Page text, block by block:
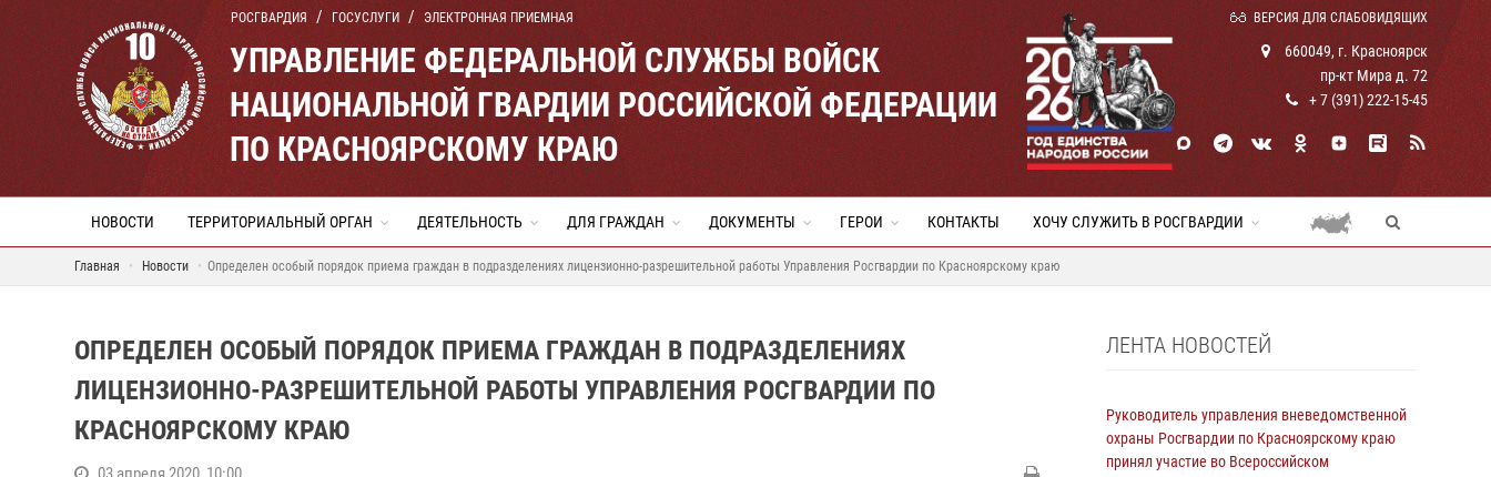
РОСГВАРДИЯ ГОСУСЛУГИ ЭЛЕКТРОННАЯ ПРИЕМНАЯ ВЕРСИЯ ДЛЯ СЛАБОВИДЯЩИХ
УПРАВЛЕНИЕ ФЕДЕРАЛЬНОЙ СЛУЖБЫ ВОЙСК
НАЦИОНАЛЬНОЙ ГВАРДИИ РОССИЙСКОЙ ФЕДЕРАЦИИ
ПО КРАСНОЯРСКОМУ КРАЮ
660049, г. Красноярск
пр-кт Мира д. 72
+ 7 (391) 222-15-45
НОВОСТИ ТЕРРИТОРИАЛЬНЫЙ ОРГАН ДЕЯТЕЛЬНОСТЬ ДЛЯ ГРАЖДАН ДОКУМЕНТЫ ГЕРОИ КОНТАКТЫ ХОЧУ СЛУЖИТЬ В РОСГВАРДИИ
Главная Новости Определен особый порядок приема граждан в подразделениях лицензионно-разрешительной работы Управления Росгвардии по Красноярскому краю
ОПРЕДЕЛЕН ОСОБЫЙ ПОРЯДОК ПРИЕМА ГРАЖДАН В ПОДРАЗДЕЛЕНИЯХ
ЛИЦЕНЗИОННО-РАЗРЕШИТЕЛЬНОЙ РАБОТЫ УПРАВЛЕНИЯ РОСГВАРДИИ ПО
КРАСНОЯРСКОМУ КРАЮ
ЛЕНТА НОВОСТЕЙ
Руководитель управления вневедомственной
охраны Росгвардии по Красноярскому краю
принял участие во Всероссийском